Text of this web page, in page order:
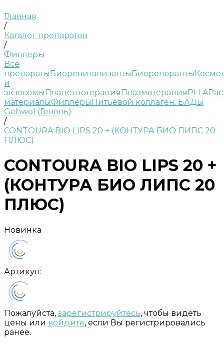
Главная
/
Каталог препаратов
/
Филлеры
Все
препаратыБиоревитализантыБиорепаранты
и
экзосомыПлацентотерапияПлазмотерапияPLLA
материалыФиллерыПитьевой коллаген. БАДы
Gehwol (Геволь)
/
CONTOURA BIO LIPS 20 + (КОНТУРА БИО ЛИПС 20
ПЛЮС)
CONTOURA BIO LIPS 20 +
(КОНТУРА БИО ЛИПС 20
ПЛЮС)
Новинка
Артикул:
Пожалуйста, зарегистрируйтесь, чтобы видеть
цены или войдите, если Вы регистрировались
ранее.